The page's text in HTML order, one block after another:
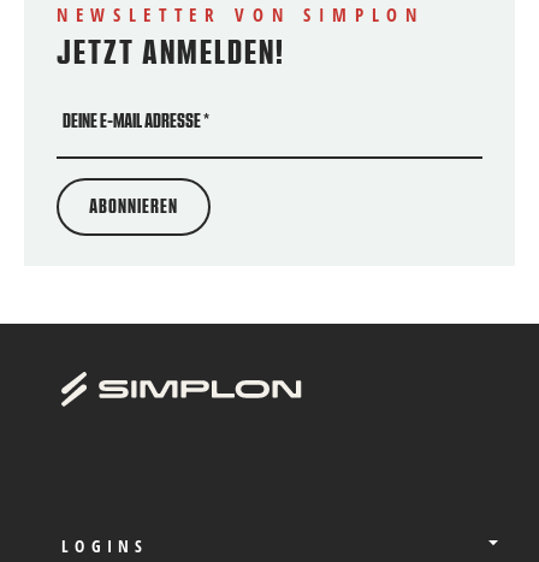
NEWSLETTER VON SIMPLON
JETZT ANMELDEN!
DEINE E-MAIL ADRESSE*
ABONNIEREN
LOGINS